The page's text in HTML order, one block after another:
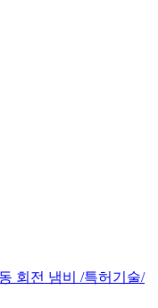
회전 냄비 /특허기술/